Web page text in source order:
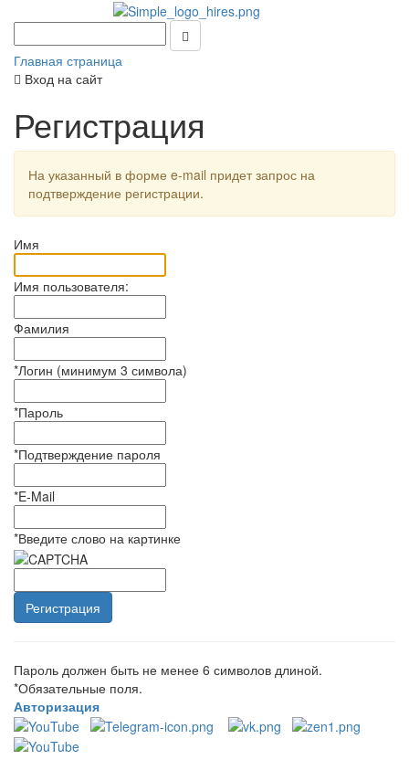
Главная страница
Вход на сайт
Регистрация
На указанный в форме e-mail придет запрос на
подтверждение регистрации.
Имя
Имя пользователя:
Фамилия
*Логин (минимум 3 символа)
*Пароль
*Подтверждение пароля
*E-Mail
*Введите слово на картинке
Пароль должен быть не менее 6 символов длиной.
*Обязательные поля.
Авторизация